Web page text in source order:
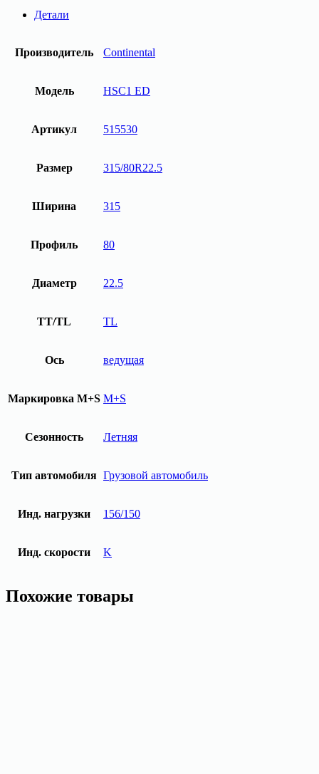
315/80R22.5
156/150K
M+S
Детали
Производитель Continental
Модель HSC1 ED
Артикул 515530
Размер 315/80R22.5
Ширина 315
Профиль 80
Диаметр 22.5
TT/TL TL
Ось ведущая
Маркировка M+S M+S
Сезонность Летняя
Тип автомобиля Грузовой автомобиль
Инд. нагрузки 156/150
Инд. скорости K
Похожие товары